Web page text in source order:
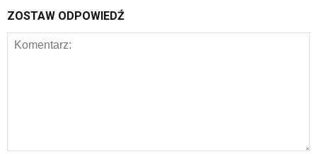
ZOSTAW ODPOWIEDŹ